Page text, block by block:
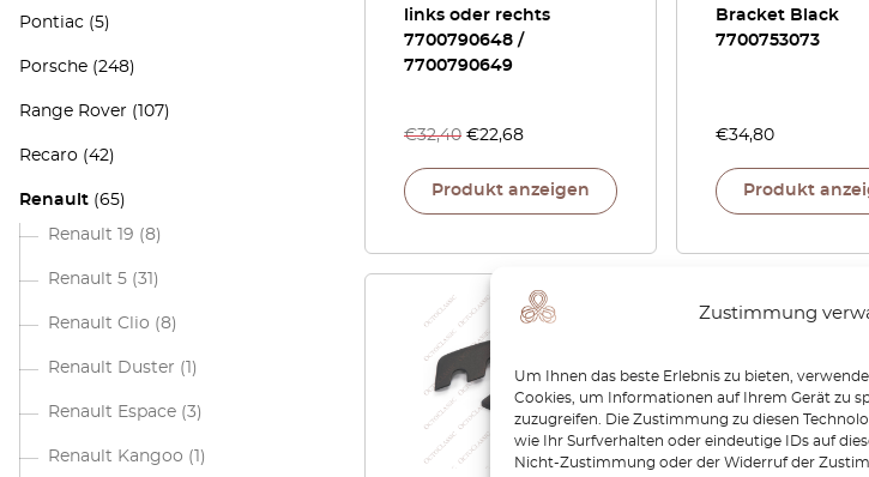
Zustimmung
Um Ihnen das beste Erlebnis zu bieten,
Cookies, um Informationen auf Ihrem Gerät zu
zuzugreifen. Die Zustimmung zu diesen
wie Ihr Surfverhalten oder eindeutige IDs auf
Nicht-Zustimmung oder der Widerruf der
Pontiac (5)
Porsche (248)
Range Rover (107)
Recaro (42)
Renault (65)
Renault 19 (8)
Renault 5 (31)
Renault Clio (8)
Renault Duster (1)
Renault Espace (3)
Renault Kangoo (1)
links oder rechts
7700790648 /
7700790649
€32,40 €22,68
Produkt anzeigen
Bracket Black
7700753073
€34,80
Produkt